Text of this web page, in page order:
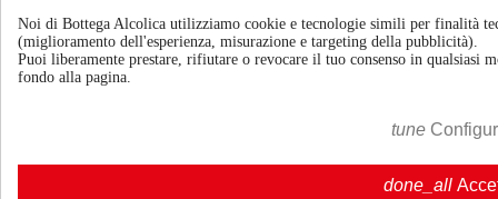
Ricevi news e offerte speciali
Noi di Bottega Alcolica utilizziamo cookie e tecnologie simili per finalità
(miglioramento dell'esperienza, misurazione e targeting della pubblicità).
Puoi liberamente prestare, rifiutare o revocare il tuo consenso in qualsiasi
fondo alla pagina.
tune
done_all